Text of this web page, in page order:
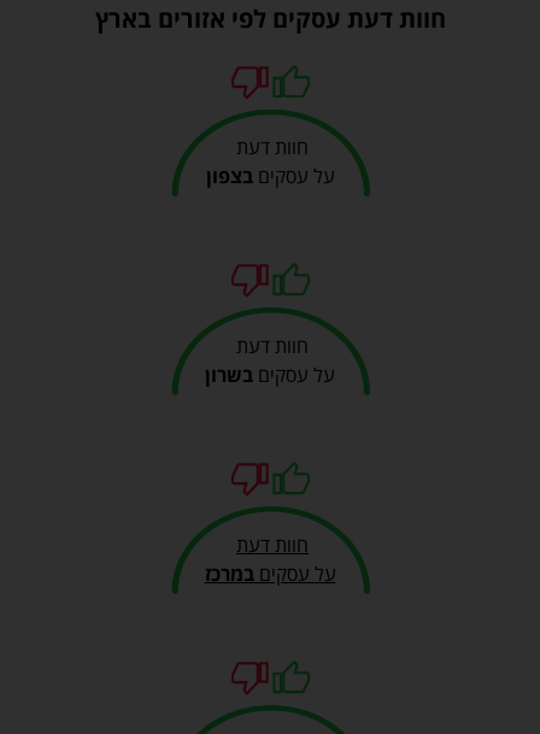
חוות דעת עסקים לפי אזורים בארץ
חוות דעת
על עסקיםבצפון
חוות דעת
על עסקים בשרון
חוות דעת
על עסקיםבמרכז